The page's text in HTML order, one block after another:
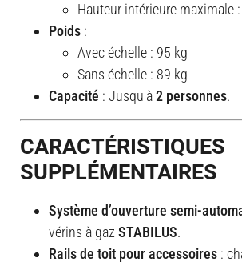
Hauteur intérieure maximale
Poids :
Avec échelle : 95 kg
Sans échelle : 89 kg
Capacité : Jusqu'à2 personnes.
CARACTÉRISTIQUES
SUPPLÉMENTAIRES
Système d’ouverture semi-
vérins à gazSTABILUS.
Rails de toit pour accessoires :